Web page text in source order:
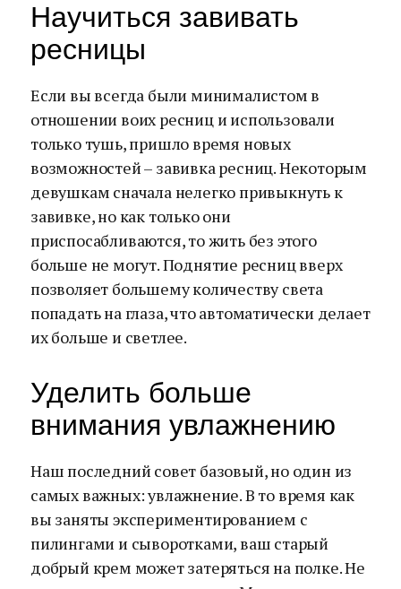
Научиться завивать
ресницы
Если вы всегда были минималистом в
отношении воих ресниц и использовали
только тушь, пришло время новых
возможностей – завивка ресниц. Некоторым
девушкам сначала нелегко привыкнуть к
завивке, но как только они
приспосабливаются, то жить без этого
больше не могут. Поднятие ресниц вверх
позволяет большему количеству света
попадать на глаза, что автоматически делает
их больше и светлее.
Уделить больше
внимания увлажнению
Наш последний совет базовый, но один из
самых важных: увлажнение. В то время как
вы заняты экспериментированием с
пилингами и сыворотками, ваш старый
добрый крем может затеряться на полке. Не